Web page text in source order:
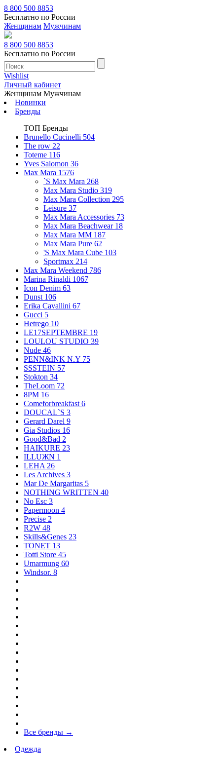
8 800 500 8853
Бесплатно по России
Женщинам Мужчинам
8 800 500 8853
Бесплатно по России
Wishlist
Личный кабинет
Женщинам Мужчинам
Новинки
Бренды
ТОП Бренды
Brunello Cucinelli 504
The row 22
Toteme 116
Yves Salomon 36
Max Mara 1576
`S Max Mara 268
Max Mara Studio 319
Max Mara Collection 295
Leisure 37
Max Mara Accessories 73
Max Mara Beachwear 18
Max Mara MM 187
Max Mara Pure 62
'S Max Mara Cube 103
Sportmax 214
Max Mara Weekend 786
Marina Rinaldi 1067
Icon Denim 63
Dunst 106
Erika Cavallini 67
Gucci 5
Hetrego 10
LE17SEPTEMBRE 19
LOULOU STUDIO 39
Nude 46
PENN&INK N.Y 75
SSSTEIN 57
Stokton 34
TheLoom 72
8PM 16
Comeforbreakfast 6
DOUCAL`S 3
Gerard Darel 9
Gia Studios 16
Good&Bad 2
HAIKURE 23
ILLUЖN 1
LEHA 26
Les Archives 3
Mar De Margaritas 5
NOTHING WRITTEN 40
No Esc 3
Papermoon 4
Precise 2
R2W 48
Skills&Genes 23
TONET 13
Totti Store 45
Umarmung 60
Windsor. 8
Все бренды →
Одежда